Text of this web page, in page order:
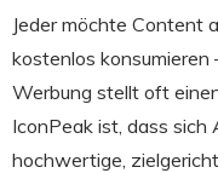
Jeder möchte Content
kostenlos konsumieren
Werbung stellt oft
IconPeak ist, dass sich
hochwertige,